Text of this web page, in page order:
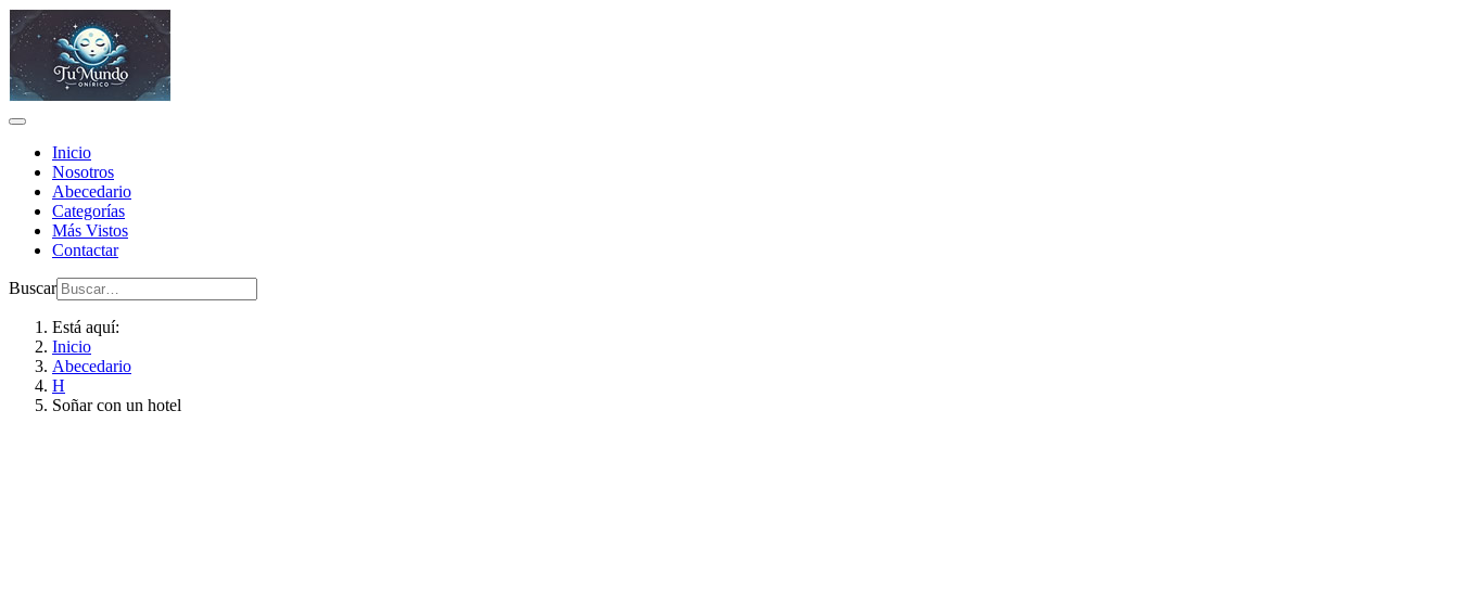
Inicio
Nosotros
Abecedario
Categorías
Más Vistos
Contactar
Buscar
Está aquí:
Inicio
Abecedario
H
Soñar con un hotel